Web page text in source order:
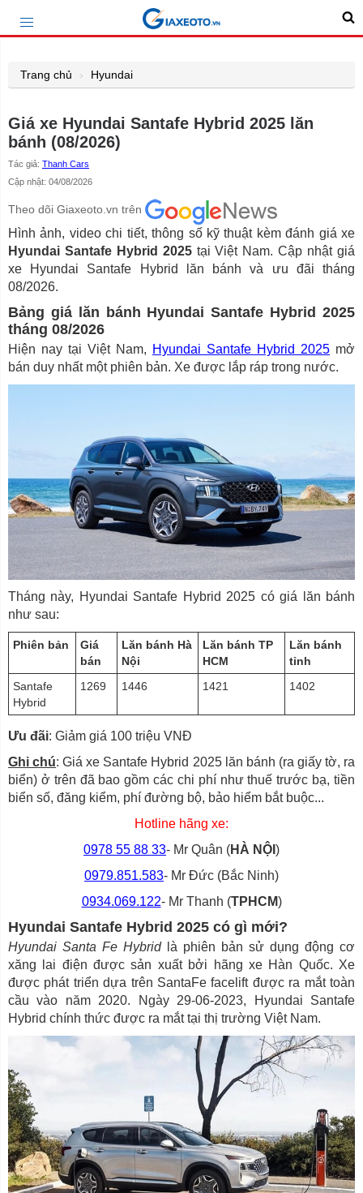
Trang chủ Hyundai
Giá xe Hyundai Santafe Hybrid 2025 lăn
bánh (08/2026)
Tác giả: Thanh Cars
Cập nhật: 04/08/2026
Theo dõi Giaxeoto.vn trên
Hình ảnh, video chi tiết, thông số kỹ thuật kèm đánh giá xe
Hyundai Santafe Hybrid 2025tại Việt Nam. Cập nhật giá
xe Hyundai Santafe Hybrid lăn bánh và ưu đãi tháng
08/2026.
Bảng giá lăn bánh Hyundai Santafe Hybrid 2025
tháng 08/2026
Hiện nay tại Việt Nam, Hyundai Santafe Hybrid 2025 mở
bán duy nhất một phiên bản. Xe được lắp ráp trong nước.
Tháng này, Hyundai Santafe Hybrid 2025 có giá lăn bánh
như sau:
Phiên bản
Giá
bán
Lăn bánh Hà
Nội
Lăn bánh TP
HCM
Lăn bánh
tỉnh
Santafe
Hybrid
1269 1446 1421 1402
Ưu đãi: Giảm giá 100 triệu VNĐ
Ghi chú: Giá xe Santafe Hybrid 2025 lăn bánh (ra giấy tờ, ra
biển) ở trên đã bao gồm các chi phí như thuế trước bạ, tiền
biển số, đăng kiểm, phí đường bộ, bảo hiểm bắt buộc...
Hotline hãng xe:
0978 55 88 33- Mr Quân (HÀ NỘI )
0979.851.583- Mr Đức (Bắc Ninh)
0934.069.122- Mr Thanh (TPHCM)
Hyundai Santafe Hybrid 2025 có gì mới?
Hyundai Santa Fe Hybridlà phiên bản sử dụng động cơ
xăng lai điện được sản xuất bởi hãng xe Hàn Quốc. Xe
được phát triển dựa trên SantaFe facelift được ra mắt toàn
cầu vào năm 2020. Ngày 29-06-2023, Hyundai Santafe
Hybrid chính thức được ra mắt tại thị trường Việt Nam.